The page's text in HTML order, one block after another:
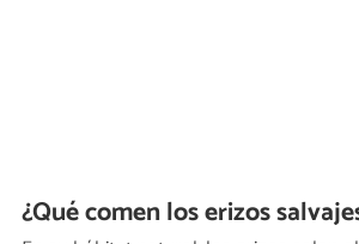
¿Qué comen los erizos